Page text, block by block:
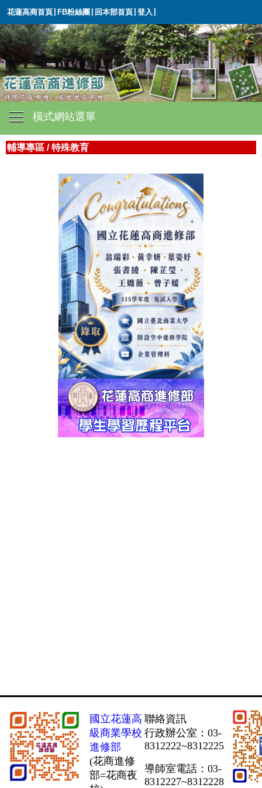
花蓮高商首頁 FB粉絲團 回本部首頁 登入
橫式網站選單
輔導專區 /特殊教育
國立花蓮高
級商業學校
進修部
(花商進修
部=花商夜
聯絡資訊
行政辦公室：03-
8312222~8312225
導師室電話：03-
8312227~8312228